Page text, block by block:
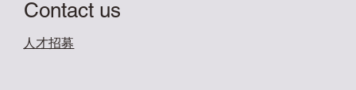
Contact us
​人才招募